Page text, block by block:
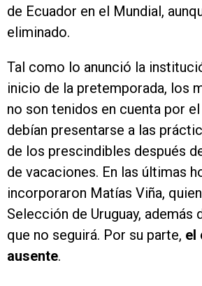
de Ecuador en el Mundial,
eliminado.
Tal como lo anunció la
inicio de la pretemporada, los
no son tenidos en cuenta por
debían presentarse a las
de los prescindibles después
de vacaciones. En las últimas
incorporaron Matías Viña,
Selección de Uruguay, además
que no seguirá. Por su parte, el
ausente.